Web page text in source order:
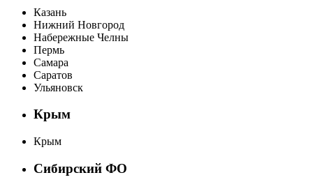
Казань
Нижний Новгород
Набережные Челны
Пермь
Самара
Саратов
Ульяновск
Крым
Крым
Сибирский ФО